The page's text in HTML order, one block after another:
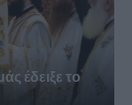
έδειξε το